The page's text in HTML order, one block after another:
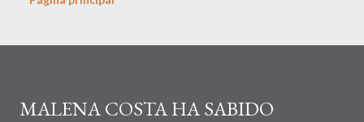
MALENA COSTA HA SABIDO